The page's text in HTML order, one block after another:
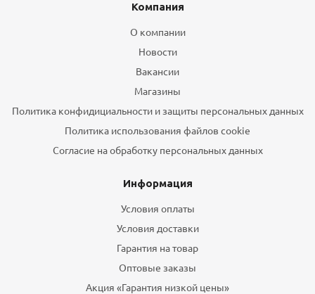
Компания
О компании
Новости
Вакансии
Магазины
Политика конфидициальности и защиты персональных данных
Политика использования файлов cookie
Согласие на обработку персональных данных
Информация
Условия оплаты
Условия доставки
Гарантия на товар
Оптовые заказы
Акция «Гарантия низкой цены»